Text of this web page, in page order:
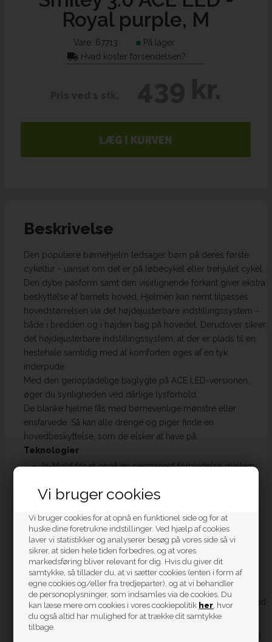
Vi bruger cookies
Vi bruger cookies for at opnå en funktionel side og for at
huske dine foretrukne indstillinger. Ved hjælp af cookies
laver vi statistikker og analyserer besøg på vores side så vi
sikrer, at siden hele tiden forbedres, og at vores
markedsføring bliver relevant for dig. Hvis du giver dit
samtykke, så tillader du, at vi sætter cookies (enten i form af
egne cookies og/eller fra tredjeparter), og at vi behandler
de personoplysninger, som indsamles via de cookies. Du
kan læse mere om cookies i vores cookiepolitik her , hvor
du også altid har mulighed for at trække dit samtykke
tilbage.
Royal purple, M
Vare: 67713
På lager
Hvad koster forsendelsen?
Beskrivelse
Den populære børnehjelm ledsager børn på deres første
cykeltur - uanset om det er på løbecykel eller trehjulet cykel.
Den dybe pasform samt den visirlignende forkant giver ekstra
beskyttelse af barnets hoved. Hjelmen kan nemt tilpasses
hovedstørrelsen via det højdejusterbare indstillingssystem –
både i bredden og i højden bag på hovedet. Derudover sikrer
det højdejusterbare indstillingssystem, at der er plads til en
hestehale samtidig med at komforten øges af en tyk
inderpude.
Med den genopladelige baglygte på ACE LED-versionen,
øger du synligheden ved dårlige lysforhold.
De blanke hjelme fås med børnevenlige mønstre eller
ensfarvede. Så kan alle drenge og piger finde en
hovedbeskyttelse, som de elsker at have på.
Teknologier
In-Mold for at opnå en permanent forbindelse mellem
hjelmmateriale (EPS)
Hjelmen strækker sig ind i tindingen og nakkeområdet
for bedre beskyttelse hele vejen rundt
Højdejusterbart indstillingssystem med plads til
hestehalen til ryttere med længere hår
Integreret 180⁰ synlig USB LED-baglys til opladning
Zoom Ace Kids – højdejusterbart indstillingssystem med
skridsikkert justeringshjul bag på hovedet
Størrelsesjustering sker via en ring af robust og fleksibel